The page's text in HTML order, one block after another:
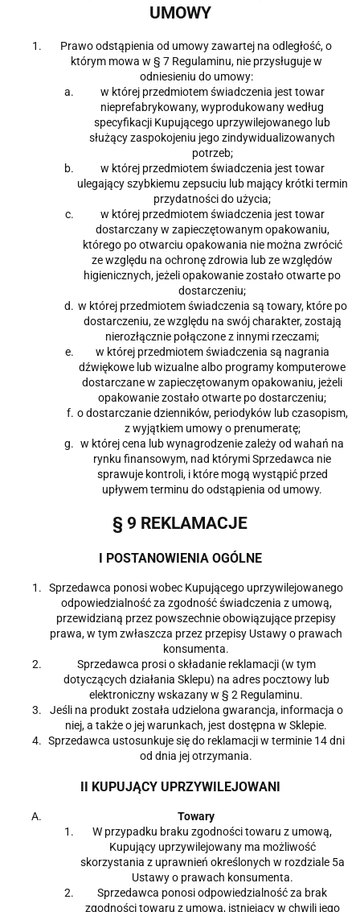
UMOWY
Prawo odstąpienia od umowy zawartej na odległość, o
którym mowa w § 7 Regulaminu, nie przysługuje w
odniesieniu do umowy:
w której przedmiotem świadczenia jest towar
nieprefabrykowany, wyprodukowany według
specyfikacji Kupującego uprzywilejowanego lub
służący zaspokojeniu jego zindywidualizowanych
potrzeb;
w której przedmiotem świadczenia jest towar
ulegający szybkiemu zepsuciu lub mający krótki termin
przydatności do użycia;
w której przedmiotem świadczenia jest towar
dostarczany w zapieczętowanym opakowaniu,
którego po otwarciu opakowania nie można zwrócić
ze względu na ochronę zdrowia lub ze względów
higienicznych, jeżeli opakowanie zostało otwarte po
dostarczeniu;
w której przedmiotem świadczenia są towary, które po
dostarczeniu, ze względu na swój charakter, zostają
nierozłącznie połączone z innymi rzeczami;
w której przedmiotem świadczenia są nagrania
dźwiękowe lub wizualne albo programy komputerowe
dostarczane w zapieczętowanym opakowaniu, jeżeli
opakowanie zostało otwarte po dostarczeniu;
o dostarczanie dzienników, periodyków lub czasopism,
z wyjątkiem umowy o prenumeratę;
w której cena lub wynagrodzenie zależy od wahań na
rynku finansowym, nad którymi Sprzedawca nie
sprawuje kontroli, i które mogą wystąpić przed
upływem terminu do odstąpienia od umowy.
§ 9 REKLAMACJE
I POSTANOWIENIA OGÓLNE
Sprzedawca ponosi wobec Kupującego uprzywilejowanego
odpowiedzialność za zgodność świadczenia z umową,
przewidzianą przez powszechnie obowiązujące przepisy
prawa, w tym zwłaszcza przez przepisy Ustawy o prawach
konsumenta.
Sprzedawca prosi o składanie reklamacji (w tym
dotyczących działania Sklepu) na adres pocztowy lub
elektroniczny wskazany w § 2 Regulaminu.
Jeśli na produkt została udzielona gwarancja, informacja o
niej, a także o jej warunkach, jest dostępna w Sklepie.
Sprzedawca ustosunkuje się do reklamacji w terminie 14 dni
od dnia jej otrzymania.
II KUPUJĄCY UPRZYWILEJOWANI
Towary
W przypadku braku zgodności towaru z umową,
Kupujący uprzywilejowany ma możliwość
skorzystania z uprawnień określonych w rozdziale 5a
Ustawy o prawach konsumenta.
Sprzedawca ponosi odpowiedzialność za brak
zgodności towaru z umową, istniejący w chwili jego